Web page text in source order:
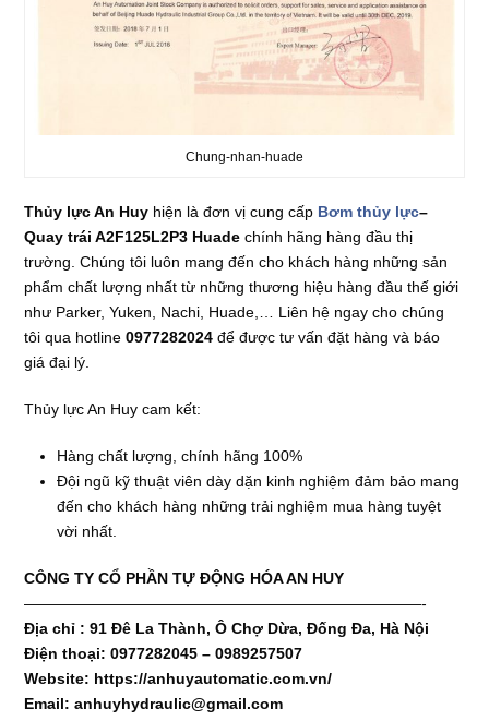
Chung-nhan-huade
Thủy lực An Huy hiện là đơn vị cung cấp Bơm thủy lực–
Quay trái A2F125L2P3 Huade chính hãng hàng đầu thị
trường. Chúng tôi luôn mang đến cho khách hàng những sản
phẩm chất lượng nhất từ những thương hiệu hàng đầu thế giới
như Parker, Yuken, Nachi, Huade,… Liên hệ ngay cho chúng
tôi qua hotline0977282024 để được tư vấn đặt hàng và báo
giá đại lý.
Thủy lực An Huy cam kết:
Hàng chất lượng, chính hãng 100%
Đội ngũ kỹ thuật viên dày dặn kinh nghiệm đảm bảo mang
đến cho khách hàng những trải nghiệm mua hàng tuyệt
vời nhất.
CÔNG TY CỔ PHẦN TỰ ĐỘNG HÓA AN HUY
——————————————————————————-
Địa chỉ : 91 Đê La Thành, Ô Chợ Dừa, Đống Đa, Hà Nội
Điện thoại: 0977282045 – 0989257507
Website: https://anhuyautomatic.com.vn/
Email: anhuyhydraulic@gmail.com